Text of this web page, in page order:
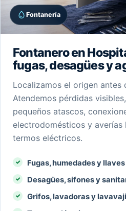
Fontanería
Fontanero en
fugas, desagües y
Localizamos el origen antes
Atendemos pérdidas
pequeños atascos,
electrodomésticos y averías
termos eléctricos.
Fugas, humedades y
Desagües, sifones y
Grifos, lavadoras y